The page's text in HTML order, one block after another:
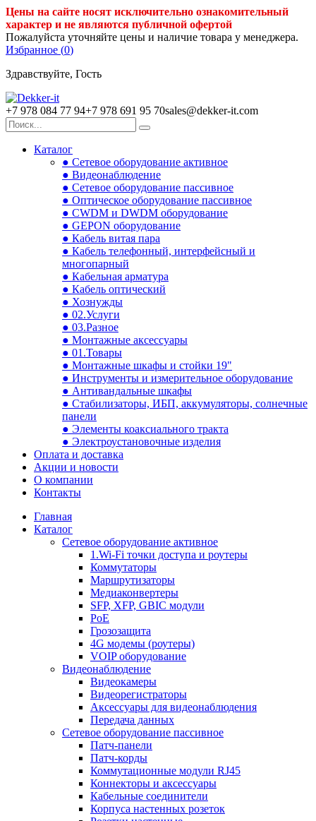
Цены на сайте носят исключительно ознакомительный
характер и не являются публичной офертой
Пожалуйста уточняйте цены и наличие товара у менеджера.
Избранное (0)
Здравствуйте, Гость
+7 978 084 77 94+7 978 691 95 70sales@dekker-it.com
Каталог
● Сетевое оборудование активное
● Видеонаблюдение
● Сетевое оборудование пассивное
● Оптическое оборудование пассивное
● CWDM и DWDM оборудование
● GEPON оборудование
● Кабель витая пара
● Кабель телефонный, интерфейсный и
многопарный
● Кабельная арматура
● Кабель оптический
● Хознужды
● 02.Услуги
● 03.Разное
● Монтажные аксессуары
● 01.Товары
● Монтажные шкафы и стойки 19"
● Инструменты и измерительное оборудование
● Антивандальные шкафы
● Стабилизаторы, ИБП, аккумуляторы, солнечные
панели
● Элементы коаксиального тракта
● Электроустановочные изделия
Оплата и доставка
Акции и новости
О компании
Контакты
Главная
Каталог
Сетевое оборудование активное
1.Wi-Fi точки доступа и роутеры
Коммутаторы
Маршрутизаторы
Медиаконвертеры
SFP, XFP, GBIC модули
PoE
Грозозащита
4G модемы (роутеры)
VOIP оборудование
Видеонаблюдение
Видеокамеры
Видеорегистраторы
Аксессуары для видеонаблюдения
Передача данных
Сетевое оборудование пассивное
Патч-панели
Патч-корды
Коммутационные модули RJ45
Коннекторы и аксессуары
Кабельные соединители
Корпуса настенных розеток